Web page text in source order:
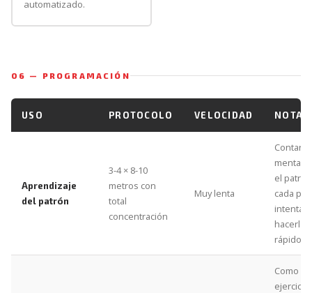
automatizado.
06 — PROGRAMACIÓN
USO PROTOCOLO VELOCIDAD NOTA
Aprendizaje
del patrón
3-4 × 8-10
metros con
total
concentración
Muy lenta
Contar
el
cada
intentar
hacerlo
rápido.
Como
ejercicio